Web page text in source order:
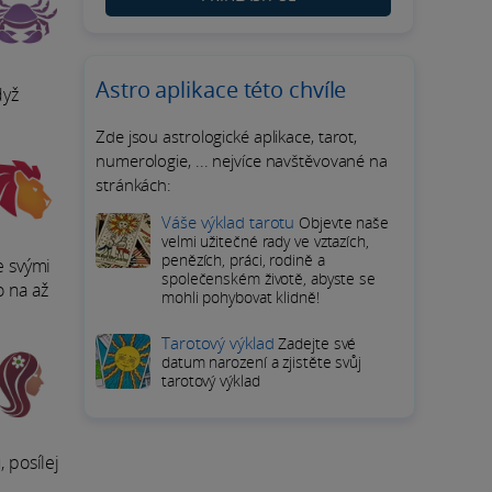
svými
na až
posílej
Astro aplikace této chvíle
Zde jsou astrologické aplikace, tarot,
numerologie, ... nejvíce navštěvované na
stránkách:
Váše výklad tarotu Objevte naše
velmi užitečné rady ve vztazích,
penězích, práci, rodině a
společenském životě, abyste se
mohli pohybovat klidně!
Tarotový výkladZadejte své
datum narození a zjistěte svůj
tarotový výklad